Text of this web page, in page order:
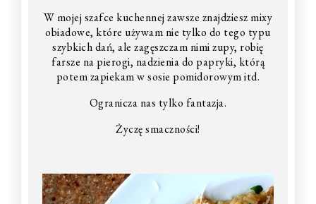
W mojej szafce kuchennej zawsze znajdziesz mixy
obiadowe, które używam nie tylko do tego typu
szybkich dań, ale zagęszczam nimi zupy, robię
farsze na pierogi, nadzienia do papryki, którą
potem zapiekam w sosie pomidorowym itd.
Ogranicza nas tylko fantazja.
Życzę smaczności!